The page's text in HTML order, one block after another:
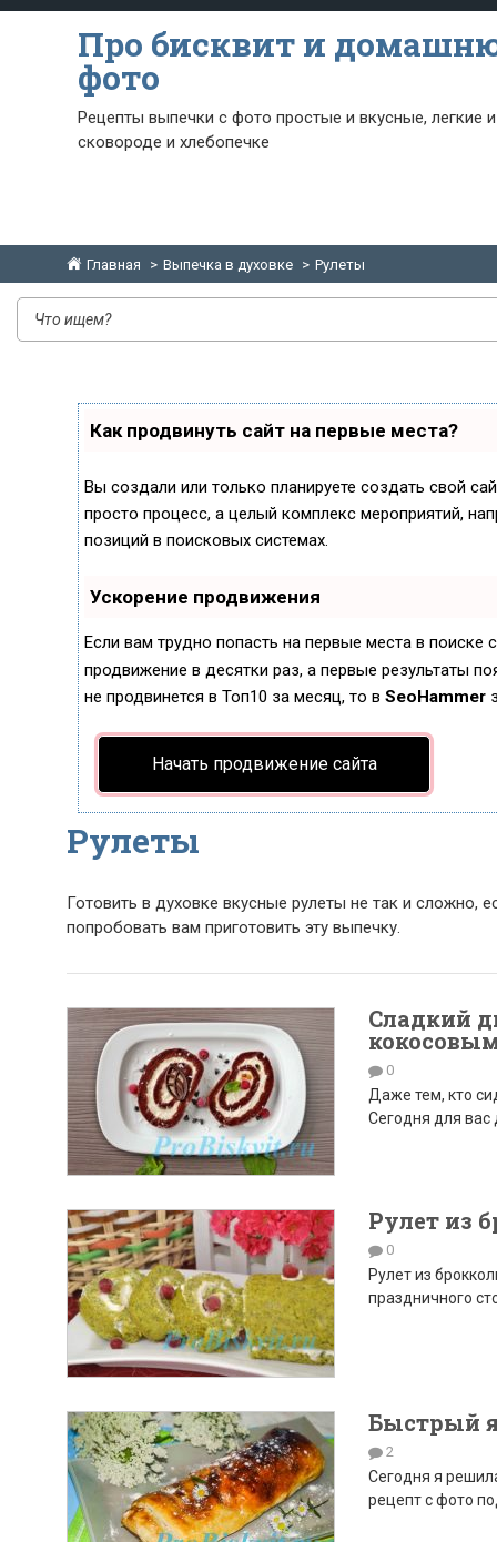
Про бисквит и
фото
Рецепты выпечки с фото простые и вкусные, легкие
сковороде и хлебопечке
Главная Выпечка в духовке Рулеты
Как продвинуть сайт на первые места?
Вы создали или только планируете создать свой
просто процесс, а целый комплекс мероприятий,
позиций в поисковых системах.
Ускорение продвижения
Если вам трудно попасть на первые места в поиске
продвижение в десятки раз, а первые результаты
не продвинется в Топ10 за месяц, то в SeoHammer
Начать продвижение сайта
Рулеты
Готовить в духовке вкусные рулеты не так и
попробовать вам приготовить эту выпечку.
Сладкий
0
Даже тем, кто
Сегодня для вас
Рулет из
0
Рулет из
праздничного
Быстрый
2
Сегодня я
рецепт с фото